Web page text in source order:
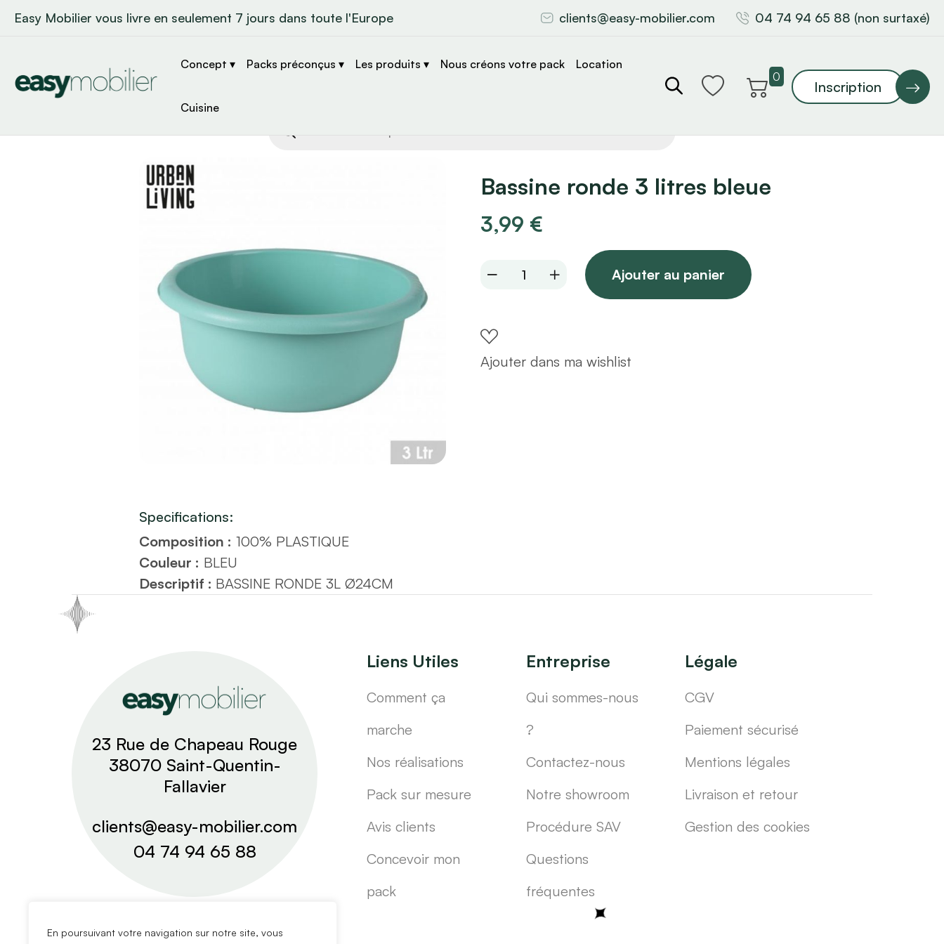
En poursuivant votre navigation sur notre site, vous
Easy Mobilier vous livre en seulement 7 jours dans toute l'Europe clients@easy-mobilier.com 04 74 94 65 88 (non surtaxé)
0
Inscription
Concept ▾ Packs préconçus ▾ Les produits ▾ Nous créons votre pack Location
Cuisine
de
Bassine ronde 3 litres bleue
3,99 €
Bassine
litres
bleue
quantity
Ajouter au panier
Ajouter dans ma wishlist
Specifications:
Composition : 100% PLASTIQUE
Couleur : BLEU
Descriptif : BASSINE RONDE 3L Ø24CM
23 Rue de Chapeau Rouge
38070 Saint-Quentin-
Fallavier
clients@easy-mobilier.com
04 74 94 65 88
Liens Utiles
Comment ça
marche
Nos réalisations
Pack sur mesure
Avis clients
Concevoir mon
pack
Entreprise
Qui sommes-nous
?
Contactez-nous
Notre showroom
Procédure SAV
Questions
fréquentes
Légale
CGV
Paiement sécurisé
Mentions légales
Livraison et retour
Gestion des cookies